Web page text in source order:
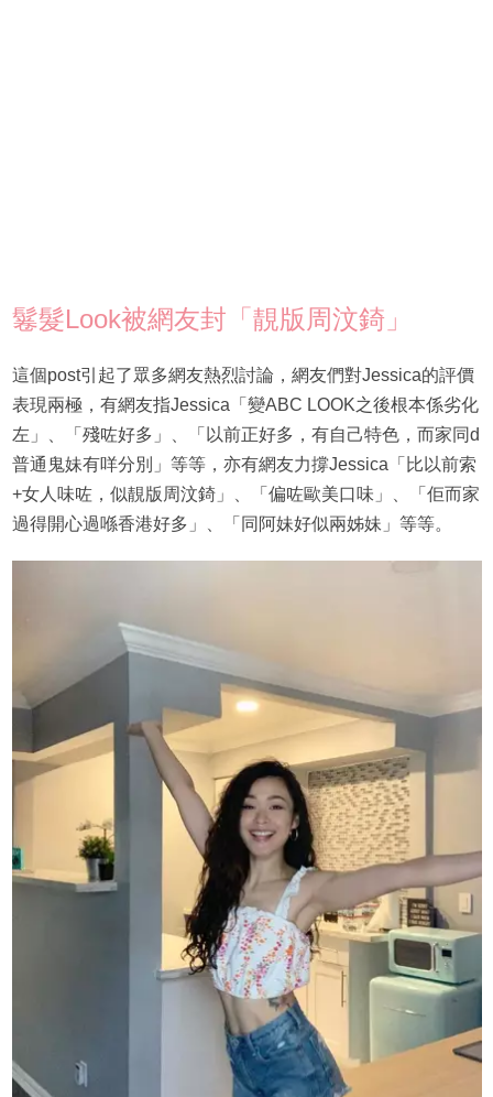
鬈髮Look被網友封「靚版周汶錡」
這個post引起了眾多網友熱烈討論，網友們對Jessica的評價
表現兩極，有網友指Jessica「變ABC LOOK之後根本係劣化
左」、「殘咗好多」、「以前正好多，有自己特色，而家同d
普通鬼妹有咩分別」等等，亦有網友力撐Jessica「比以前索
+女人味咗，似靚版周汶錡」、「偏咗歐美口味」、「佢而家
過得開心過喺香港好多」、「同阿妹好似兩姊妹」等等。